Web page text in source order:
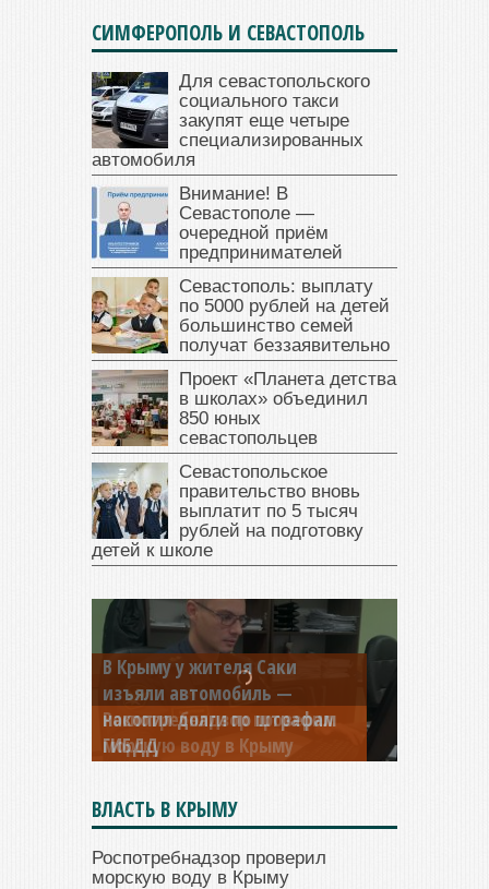
СИМФЕРОПОЛЬ И СЕВАСТОПОЛЬ
Для севастопольского
социального такси
закупят еще четыре
специализированных
автомобиля
Внимание! В
Севастополе —
очередной приём
предпринимателей
Севастополь: выплату
по 5000 рублей на детей
большинство семей
получат беззаявительно
Проект «Планета детства
в школах» объединил
850 юных
севастопольцев
Севастопольское
правительство вновь
выплатит по 5 тысяч
рублей на подготовку
детей к школе
В Крыму у жителя Саки
изъяли автомобиль —
накопил долги по штрафам
ГИБДД
ВЛАСТЬ В КРЫМУ
Роспотребнадзор проверил
морскую воду в Крыму